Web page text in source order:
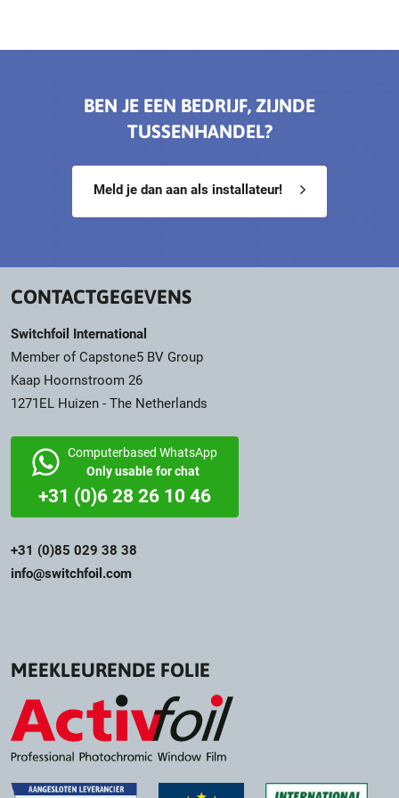
BEN JE EEN BEDRIJF, ZIJNDE
TUSSENHANDEL?
Meld je dan aan als installateur!
CONTACTGEGEVENS
Switchfoil International
Member of Capstone5 BV Group
Kaap Hoornstroom 26
1271EL Huizen - The Netherlands
Computerbased WhatsApp
Only usable for chat
+31 (0)6 28 26 10 46
+31 (0)85 029 38 38
info@switchfoil.com
MEEKLEURENDE FOLIE